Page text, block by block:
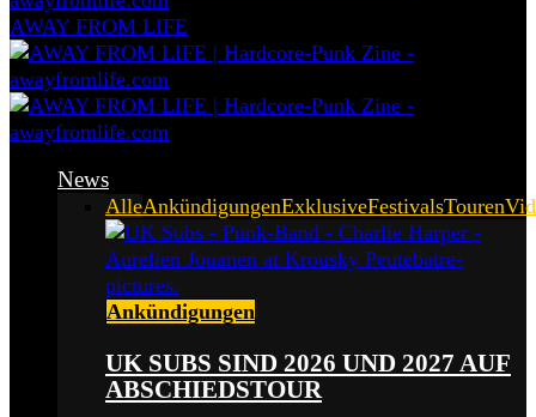
AWAY FROM LIFE
News
AlleAnkündigungenExklusiveFestivalsTouren
Ankündigungen
UK SUBS SIND 2026 UND 2027 AUF
ABSCHIEDSTOUR